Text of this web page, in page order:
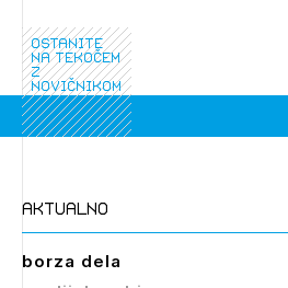
ostanite
na tekočem
z
novičnikom
aktualno
borza dela